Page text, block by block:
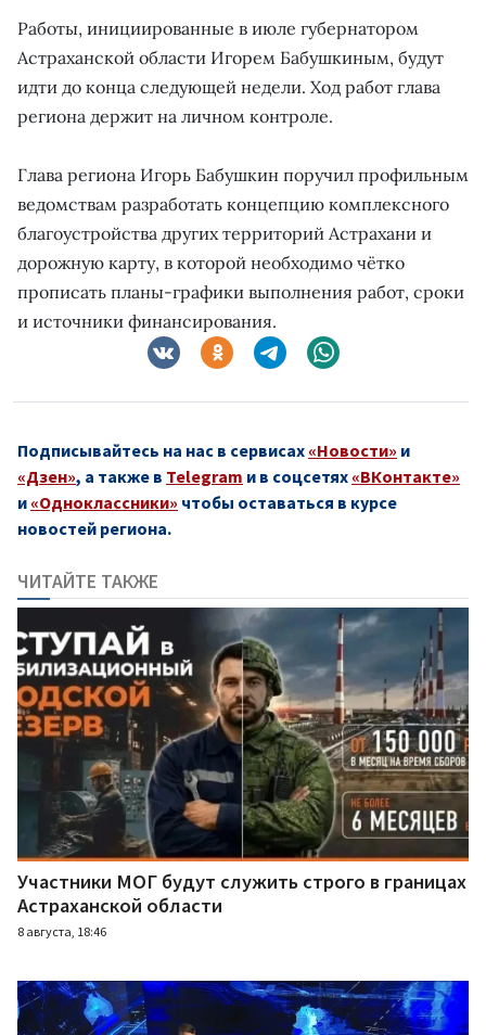
Работы, инициированные в июле губернатором
Астраханской области Игорем Бабушкиным, будут
идти до конца следующей недели. Ход работ глава
региона держит на личном контроле.
Глава региона Игорь Бабушкин поручил профильным
ведомствам разработать концепцию комплексного
благоустройства других территорий Астрахани и
дорожную карту, в которой необходимо чётко
прописать планы-графики выполнения работ, сроки
и источники финансирования.
Подписывайтесь на нас в сервисах «Новости» и
«Дзен», а также в Telegram и в соцсетях «ВКонтакте»
и «Одноклассники» чтобы оставаться в курсе
новостей региона.
ЧИТАЙТЕ ТАКЖЕ
Участники МОГ будут служить строго в границах
Астраханской области
8 августа, 18:46